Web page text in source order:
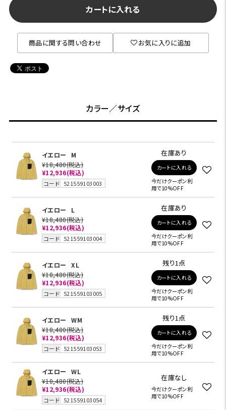
カートに入れる
商品に関する問い合わせ お気に入りに追加
カラー／サイズ
イエロー
M
¥18,480(税込)
¥12,936(税込)
コード 521559103003
在庫あり
カートに入れる
今だけクーポン利
用で10%OFF
イエロー
L
¥18,480(税込)
¥12,936(税込)
コード 521559103004
在庫あり
カートに入れる
今だけクーポン利
用で10%OFF
イエロー
XL
¥18,480(税込)
¥12,936(税込)
コード 521559103005
残り1点
カートに入れる
今だけクーポン利
用で10%OFF
イエロー
WM
¥18,480(税込)
¥12,936(税込)
コード 521559103053
残り1点
カートに入れる
今だけクーポン利
用で10%OFF
イエロー
WL
¥18,480(税込)
¥12,936(税込)
コード 521559103054
在庫なし
今だけクーポン利
用で10%OFF